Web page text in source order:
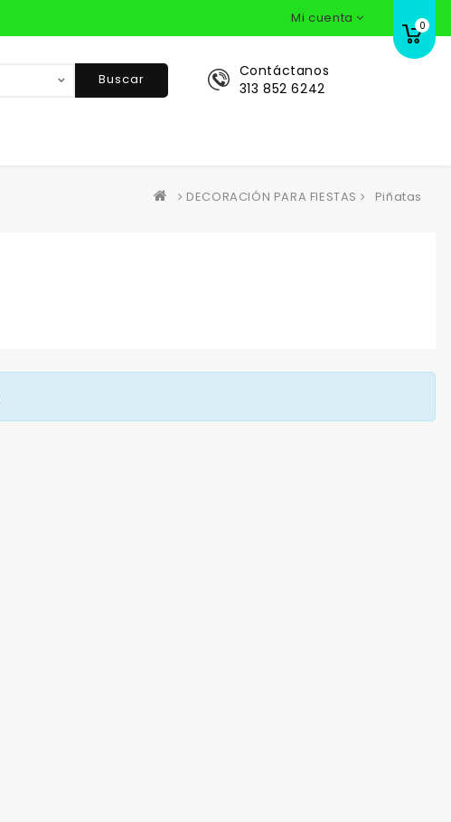
Mi cuenta 0
Contáctanos
313 852 6242
Buscar
DECORACIÓN PARA FIESTAS Piñatas